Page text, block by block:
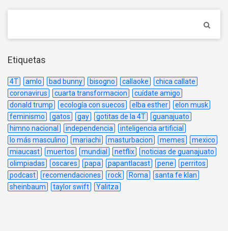
Etiquetas
4T amlo bad bunny bisogno callaoke
chica callate
coronavirus
cuarta transformacion
cuídate amigo
donald trump
ecología con suecos elba esther
elon musk
feminismo
gatos gay gotitas de la 4T
guanajuato
himno nacional
independencia
inteligencia artificial
lo más masculino
mariachi masturbacion memes
mexico
miaucast
muertos mundial netflix
noticias de guanajuato
olimpiadas
oscares papa papantlacast pene
perritos
podcast
recomendaciones rock Roma
santa fe klan
sheinbaum
taylor swift Yalitza